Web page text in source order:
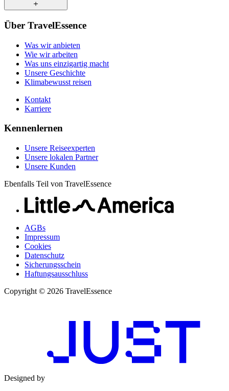
Was uns einzigartig macht
Klimabewusst reisen
Kontakt
Karriere
Unsere Reiseexperten
Unsere Kunden
Über TravelEssence
Was wir anbieten
Wie wir arbeiten
Was uns einzigartig macht
Unsere Geschichte
Klimabewusst reisen
Kontakt
Karriere
Kennenlernen
Unsere Reiseexperten
Unsere lokalen Partner
Unsere Kunden
Ebenfalls Teil von TravelEssence
AGBs
Impressum
Cookies
Datenschutz
Sicherungsschein
Haftungsausschluss
Copyright © 2026 TravelEssence
Designed by